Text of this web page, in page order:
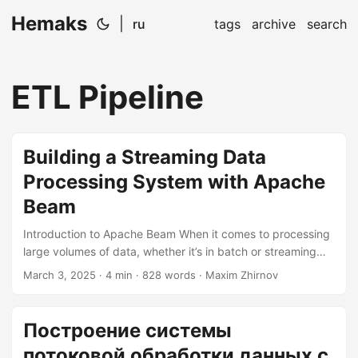
Hemaks ru tags archive search
ETL Pipeline
Building a Streaming Data
Processing System with Apache
Beam
Introduction to Apache Beam When it comes to processing
large volumes of data, whether it’s in batch or streaming
mode, Apache Beam stands out as a versatile and powerful
pipelines with ease, supporting both batch and streaming
data. In this article, we’ll delve into the world of streaming
March 3, 2025 · 4 min · 828 words · Maxim Zhirnov
Построение системы